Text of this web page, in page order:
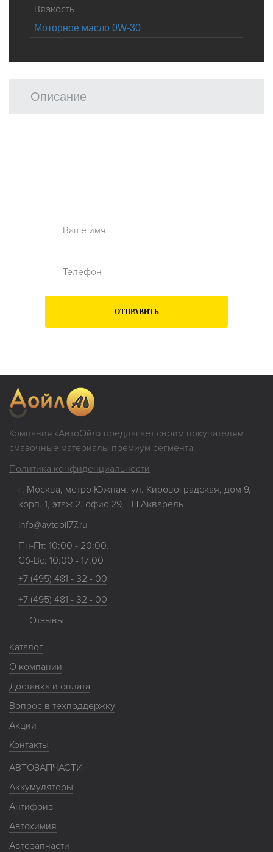
Вязкость
Моторное масло 0W-30
Описание
ОТПРАВИТЬ
Компания «АвтоОйл» предлагает своим покупателям
смазочные материалы премиум сегмента
Политика конфиденциальности
г. Москва, метро Южная, ул. Кировоградская, дом 9,
корп. 1, этаж 2. офис 29, ТЦ Акварель
info@avtooil77.ru
Пн-Пт: 10:00 - 20:00,
Сб-Вс: 10:00 - 17:00
+7 (495) 481 - 32 - 00
+7 (495) 481 - 32 - 00
Отзывы
Каталог
О компании
Доставка и оплата
Вопрос в техподдержку
Акции
Контакты
АВТОЗАПЧАСТИ
Аккумуляторы
Антифриз
Автохимия
Автозапчасти